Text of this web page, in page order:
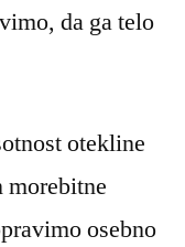
da ga telo
otekline
morebitne
osebno